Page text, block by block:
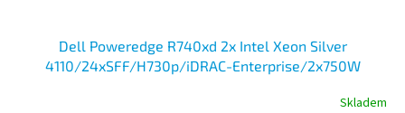
Dell Poweredge R740xd 2x Intel Xeon Silver
4110/24xSFF/H730p/iDRAC-Enterprise/2x750W
Skladem